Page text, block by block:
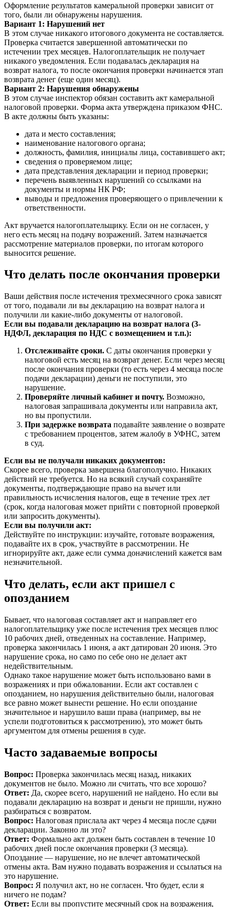
Оформление результатов камеральной проверки зависит от
того, были ли обнаружены нарушения.
Вариант 1: Нарушений нет
В этом случае никакого итогового документа не составляется.
Проверка считается завершенной автоматически по
истечении трех месяцев. Налогоплательщик не получает
никакого уведомления. Если подавалась декларация на
возврат налога, то после окончания проверки начинается этап
возврата денег (еще один месяц).
Вариант 2: Нарушения обнаружены
В этом случае инспектор обязан составить акт камеральной
налоговой проверки. Форма акта утверждена приказом ФНС.
В акте должны быть указаны:
дата и место составления;
наименование налогового органа;
должность, фамилия, инициалы лица, составившего акт;
сведения о проверяемом лице;
дата представления декларации и период проверки;
перечень выявленных нарушений со ссылками на
документы и нормы НК РФ;
выводы и предложения проверяющего о привлечении к
ответственности.
Акт вручается налогоплательщику. Если он не согласен, у
него есть месяц на подачу возражений. Затем назначается
рассмотрение материалов проверки, по итогам которого
выносится решение.
Что делать после окончания проверки
Ваши действия после истечения трехмесячного срока зависят
от того, подавали ли вы декларацию на возврат налога и
получили ли какие-либо документы от налоговой.
Если вы подавали декларацию на возврат налога (3-
НДФЛ, декларация по НДС с возмещением и т.п.):
Отслеживайте сроки. С даты окончания проверки у
налоговой есть месяц на возврат денег. Если через месяц
после окончания проверки (то есть через 4 месяца после
подачи декларации) деньги не поступили, это
нарушение.
Проверяйте личный кабинет и почту. Возможно,
налоговая запрашивала документы или направила акт,
но вы пропустили.
При задержке возврата подавайте заявление о возврате
с требованием процентов, затем жалобу в УФНС, затем
в суд.
Если вы не получали никаких документов:
Скорее всего, проверка завершена благополучно. Никаких
действий не требуется. Но на всякий случай сохраняйте
документы, подтверждающие право на вычет или
правильность исчисления налогов, еще в течение трех лет
(срок, когда налоговая может прийти с повторной проверкой
или запросить документы).
Если вы получили акт:
Действуйте по инструкции: изучайте, готовьте возражения,
подавайте их в срок, участвуйте в рассмотрении. Не
игнорируйте акт, даже если сумма доначислений кажется вам
незначительной.
Что делать, если акт пришел с
опозданием
Бывает, что налоговая составляет акт и направляет его
налогоплательщику уже после истечения трех месяцев плюс
10 рабочих дней, отведенных на составление. Например,
проверка закончилась 1 июня, а акт датирован 20 июня. Это
нарушение срока, но само по себе оно не делает акт
недействительным.
Однако такое нарушение может быть использовано вами в
возражениях и при обжаловании. Если акт составлен с
опозданием, но нарушения действительно были, налоговая
все равно может вынести решение. Но если опоздание
значительное и нарушило ваши права (например, вы не
успели подготовиться к рассмотрению), это может быть
аргументом для отмены решения в суде.
Часто задаваемые вопросы
Вопрос: Проверка закончилась месяц назад, никаких
документов не было. Можно ли считать, что все хорошо?
Ответ: Да, скорее всего, нарушений не найдено. Но если вы
подавали декларацию на возврат и деньги не пришли, нужно
разбираться с возвратом.
Вопрос: Налоговая прислала акт через 4 месяца после сдачи
декларации. Законно ли это?
Ответ: Формально акт должен быть составлен в течение 10
рабочих дней после окончания проверки (3 месяца).
Опоздание — нарушение, но не влечет автоматической
отмены акта. Вам нужно подавать возражения и ссылаться на
это нарушение.
Вопрос: Я получил акт, но не согласен. Что будет, если я
ничего не подам?
Ответ: Если вы пропустите месячный срок на возражения,